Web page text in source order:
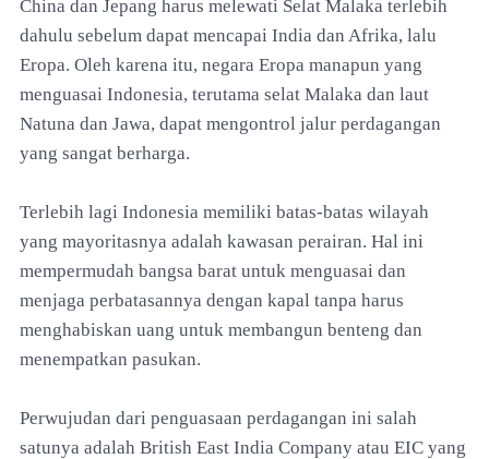
China dan Jepang harus melewati Selat Malaka terlebih
dahulu sebelum dapat mencapai India dan Afrika, lalu
Eropa. Oleh karena itu, negara Eropa manapun yang
menguasai Indonesia, terutama selat Malaka dan laut
Natuna dan Jawa, dapat mengontrol jalur perdagangan
yang sangat berharga.
Terlebih lagi Indonesia memiliki batas-batas wilayah
yang mayoritasnya adalah kawasan perairan. Hal ini
mempermudah bangsa barat untuk menguasai dan
menjaga perbatasannya dengan kapal tanpa harus
menghabiskan uang untuk membangun benteng dan
menempatkan pasukan.
Perwujudan dari penguasaan perdagangan ini salah
satunya adalah British East India Company atau EIC yang